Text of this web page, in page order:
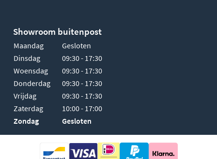
Showroom buitenpost
Maandag
Gesloten
Dinsdag
09:30 - 17:30
Woensdag
09:30 - 17:30
Donderdag
09:30 - 17:30
Vrijdag
09:30 - 17:30
Zaterdag
10:00 - 17:00
Zondag
Gesloten